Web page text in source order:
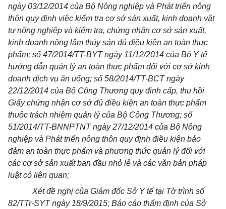
ngày 03/12/2014 của Bộ Nông nghiệp và Phát triển nông
thôn quy định việc kiểm tra cơ sở sản xuất, kinh doanh vật
tư nông nghiệp và kiểm tra, chứng nhận cơ sở sản xuất,
kinh doanh nông lâm thủy sản đủ điều kiện an toàn thực
phẩm; số 47/2014/TT-BYT ngày 11/12/2014 của Bộ Y tế
hướng dẫn quản lý an toàn thực phẩm đối với cơ sở kinh
doanh dịch vụ ăn uống; số 58/2014/TT-BCT ngày
22/12/2014 của Bộ Công Thương quy định cấp, thu hồi
Giấy chứng nhận cơ sở đủ điều kiện an toàn thực phẩm
thuộc trách nhiệm quản lý của Bộ Công Thương; số
51/2014/TT-BNNPTNT ngày 27/12/2014 của Bộ Nông
nghiệp và Phát triển nông thôn quy định điều kiện bảo
đảm an toàn thực phẩm và phương thức quản lý đối với
các cơ sở sản xuất ban đầu nhỏ lẻ và các văn bản pháp
luật có liên quan;
Xét đề nghị của Giám đốc Sở Y tế tại Tờ trình số
82/TTr-SYT ngày 18/9/2015; Báo cáo thẩm định của Sở